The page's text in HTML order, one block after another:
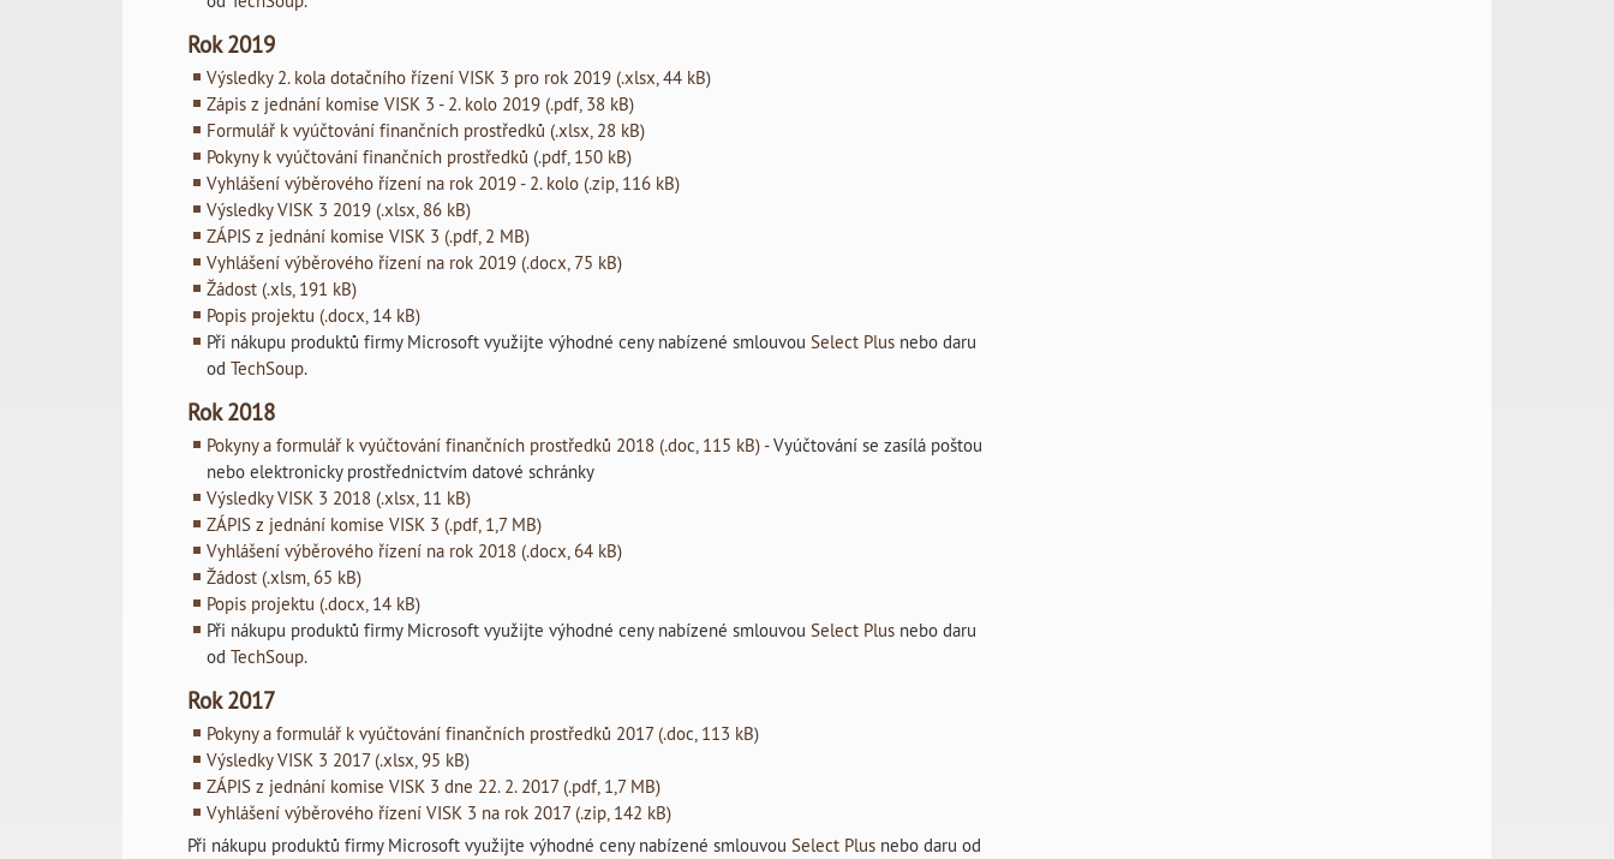
Rok 2019
Výsledky 2. kola dotačního řízení VISK 3 pro rok 2019 (.xlsx, 44 kB)
Zápis z jednání komise VISK 3 - 2. kolo 2019 (.pdf, 38 kB)
Formulář k vyúčtování finančních prostředků (.xlsx, 28 kB)
Pokyny k vyúčtování finančních prostředků (.pdf, 150 kB)
Vyhlášení výběrového řízení na rok 2019 - 2. kolo (.zip, 116 kB)
Výsledky VISK 3 2019 (.xlsx, 86 kB)
ZÁPIS z jednání komise VISK 3 (.pdf, 2 MB)
Vyhlášení výběrového řízení na rok 2019 (.docx, 75 kB)
Žádost (.xls, 191 kB)
Popis projektu (.docx, 14 kB)
Při nákupu produktů firmy Microsoft využijte výhodné ceny nabízené smlouvouSelect Plus nebo daru
odTechSoup.
Rok 2018
Pokyny a formulář k vyúčtování finančních prostředků 2018 (.doc, 115 kB) - Vyúčtování se zasílá poštou
nebo elektronicky prostřednictvím datové schránky
Výsledky VISK 3 2018 (.xlsx, 11 kB)
ZÁPIS z jednání komise VISK 3 (.pdf, 1,7 MB)
Vyhlášení výběrového řízení na rok 2018 (.docx, 64 kB)
Žádost (.xlsm, 65 kB)
Popis projektu (.docx, 14 kB)
Při nákupu produktů firmy Microsoft využijte výhodné ceny nabízené smlouvouSelect Plus nebo daru
odTechSoup.
Rok 2017
Pokyny a formulář k vyúčtování finančních prostředků 2017 (.doc, 113 kB)
Výsledky VISK 3 2017 (.xlsx, 95 kB)
ZÁPIS z jednání komise VISK 3 dne 22. 2. 2017 (.pdf, 1,7 MB)
Vyhlášení výběrového řízení VISK 3 na rok 2017 (.zip, 142 kB)
Při nákupu produktů firmy Microsoft využijte výhodné ceny nabízené smlouvouSelect Plus nebo daru od